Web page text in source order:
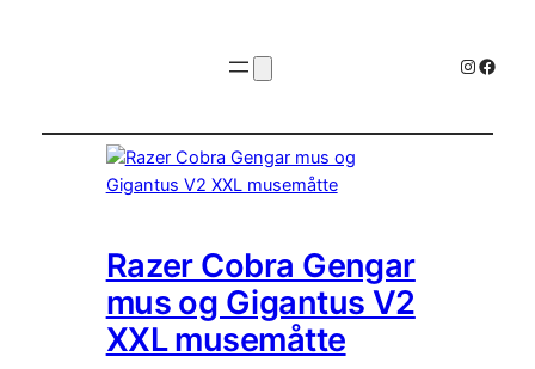
Razer Cobra Gengar
mus og Gigantus V2
XXL musemåtte